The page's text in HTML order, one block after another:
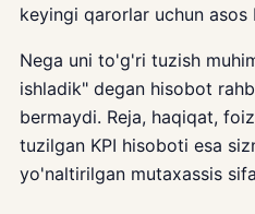
keyingi qarorlar uchun asos
Nega uni to'g'ri tuzish
ishladik" degan hisobot
bermaydi. Reja, haqiqat,
tuzilgan KPI hisoboti esa
yo'naltirilgan mutaxassis